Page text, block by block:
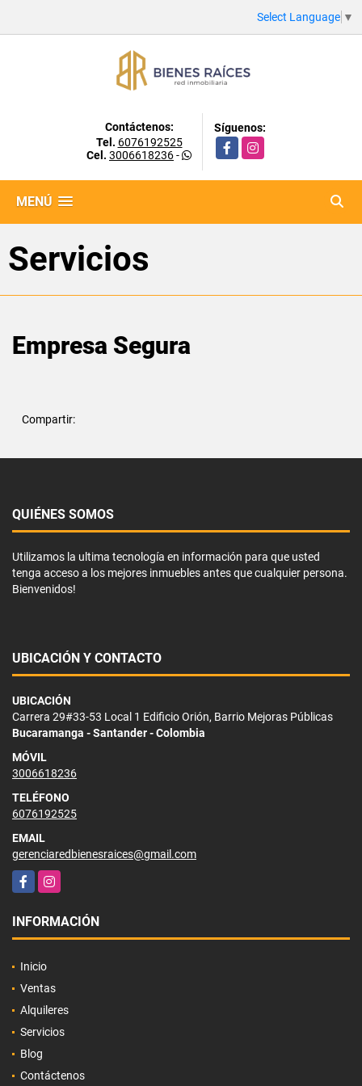
Select Language ▼
Contáctenos:
Tel. 6076192525
Cel. 3006618236-
Síguenos:
FacebookInstagram
MENÚ
Servicios
Empresa Segura
Compartir:
QUIÉNES SOMOS
Utilizamos la ultima tecnología en información para que usted
tenga acceso a los mejores inmuebles antes que cualquier persona.
Bienvenidos!
UBICACIÓN Y CONTACTO
UBICACIÓN
Carrera 29#33-53 Local 1 Edificio Orión, Barrio Mejoras Públicas
Bucaramanga - Santander - Colombia
MÓVIL
3006618236
TELÉFONO
6076192525
EMAIL
gerenciaredbienesraices@gmail.com
FacebookInstagram
INFORMACIÓN
Inicio
Ventas
Alquileres
Servicios
Blog
Contáctenos